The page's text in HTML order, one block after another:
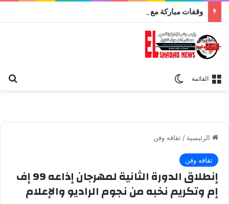
القائمة
الرئيسية / ثقافه وفن
ثقافه وفن
إنطلاق الدورة الثانية لمهرجان إذاعه 99 إف
إم وتكريم نخبه من نجوم الراديو والإعلام